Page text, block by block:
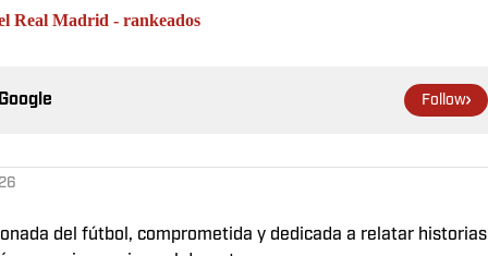
Real Madrid - rankeados
Google Follow
del fútbol, comprometida y dedicada a relatar historias